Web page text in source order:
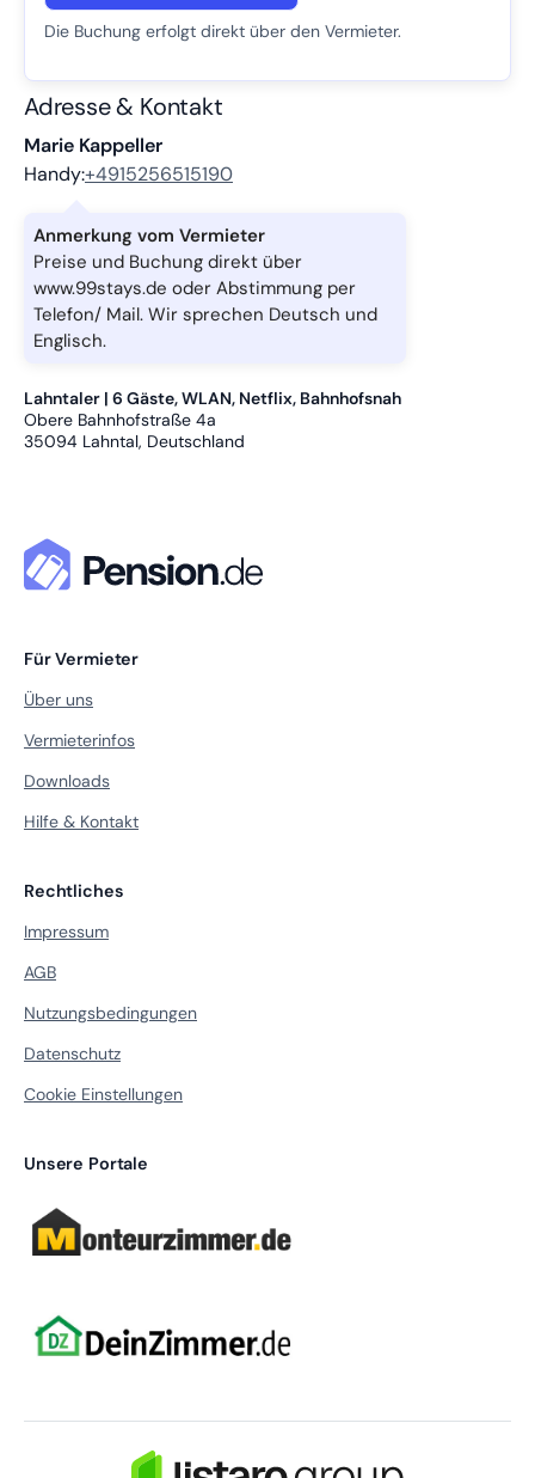
Die Buchung erfolgt direkt über den Vermieter.
Adresse & Kontakt
Marie Kappeller
Handy:+4915256515190
Anmerkung vom Vermieter
Preise und Buchung direkt über
www.99stays.de oder Abstimmung per
Telefon/ Mail. Wir sprechen Deutsch und
Englisch.
Lahntaler | 6 Gäste, WLAN, Netflix, Bahnhofsnah
Obere Bahnhofstraße 4a
35094 Lahntal, Deutschland
Für Vermieter
Über uns
Vermieterinfos
Downloads
Hilfe & Kontakt
Rechtliches
Impressum
AGB
Nutzungsbedingungen
Datenschutz
Cookie Einstellungen
Unsere Portale